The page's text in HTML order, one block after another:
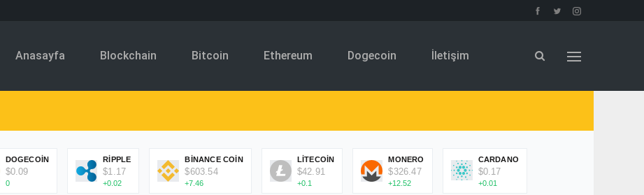
Anasayfa Blockchain Bitcoin Ethereum Dogecoin İletişim
DOGECOIN
$0.09
0
RIPPLE
$1.17
+0.02
BINANCE COIN
$603.54
+7.46
LITECOIN
$42.91
+0.1
MONERO
$326.47
+12.52
CARDANO
$0.17
+0.01